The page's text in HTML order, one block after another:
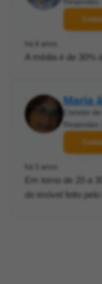
há 6 anos
A média é de 30%
Maria
Corretor de
Respostas:
há 5 anos
Em torno de 20 a
do imóvel feito pelo